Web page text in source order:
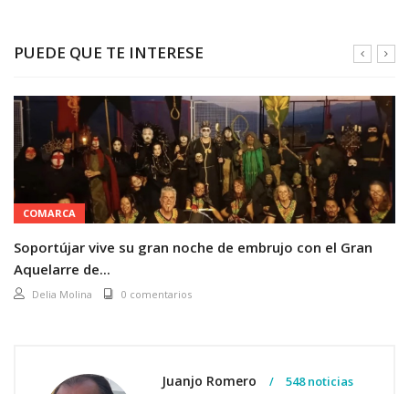
PUEDE QUE TE INTERESE
COMARCA
Soportújar vive su gran noche de embrujo con el Gran
Aquelarre de...
Delia Molina 0 comentarios
Juanjo Romero 548 noticias